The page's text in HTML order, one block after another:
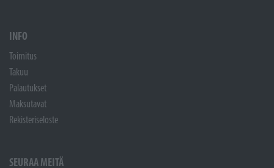
INFO
Toimitus
Takuu
Palautukset
Maksutavat
Rekisteriseloste
SEURAA MEITÄ